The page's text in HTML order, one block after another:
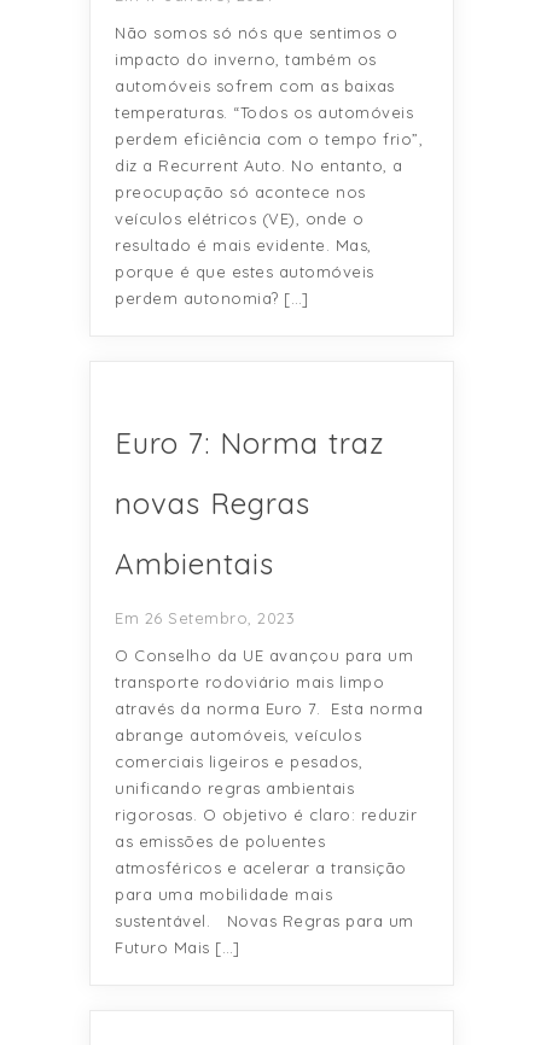
Não somos só nós que sentimos o
impacto do inverno, também os
automóveis sofrem com as baixas
temperaturas. “Todos os automóveis
perdem eficiência com o tempo frio”,
diz a Recurrent Auto. No entanto, a
preocupação só acontece nos
veículos elétricos (VE), onde o
resultado é mais evidente. Mas,
porque é que estes automóveis
perdem autonomia? […]
Euro 7: Norma traz
novas Regras
Ambientais
Em 26 Setembro, 2023
O Conselho da UE avançou para um
transporte rodoviário mais limpo
através da norma Euro 7. Esta norma
abrange automóveis, veículos
comerciais ligeiros e pesados,
unificando regras ambientais
rigorosas. O objetivo é claro: reduzir
as emissões de poluentes
atmosféricos e acelerar a transição
para uma mobilidade mais
sustentável. Novas Regras para um
Futuro Mais […]